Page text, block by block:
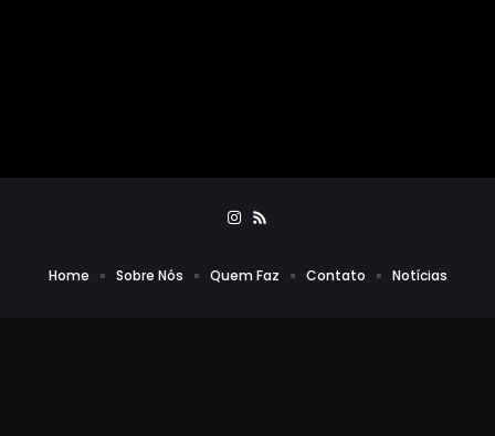
Home Sobre Nós Quem Faz Contato Notícias